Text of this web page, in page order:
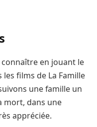
connaître en jouant le
les films de La Famille
une famille un
mort, dans une
appréciée.